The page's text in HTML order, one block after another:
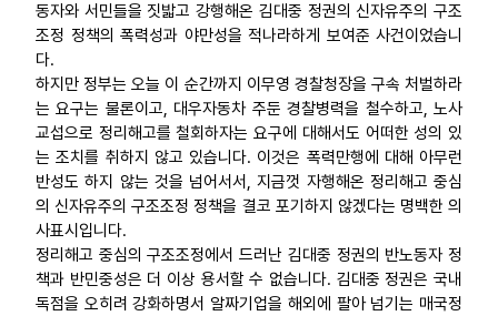
동자와 서민들을 짓밟고 강행해온 김대중 정권의 신자유주의 구조
조정 정책의 폭력성과 야만성을 적나라하게 보여준 사건이었습니
다.
하지만 정부는 오늘 이 순간까지 이무영 경찰청장을 구속 처벌하라
는 요구는 물론이고, 대우자동차 주둔 경찰병력을 철수하고, 노사
교섭으로 정리해고를 철회하자는 요구에 대해서도 어떠한 성의 있
는 조치를 취하지 않고 있습니다. 이것은 폭력만행에 대해 아무런
반성도 하지 않는 것을 넘어서서, 지금껏 자행해온 정리해고 중심
의 신자유주의 구조조정 정책을 결코 포기하지 않겠다는 명백한 의
사표시입니다.
정리해고 중심의 구조조정에서 드러난 김대중 정권의 반노동자 정
책과 반민중성은 더 이상 용서할 수 없습니다. 김대중 정권은 국내
독점을 오히려 강화하명서 알짜기업을 해외에 팔아 넘기는 매국정